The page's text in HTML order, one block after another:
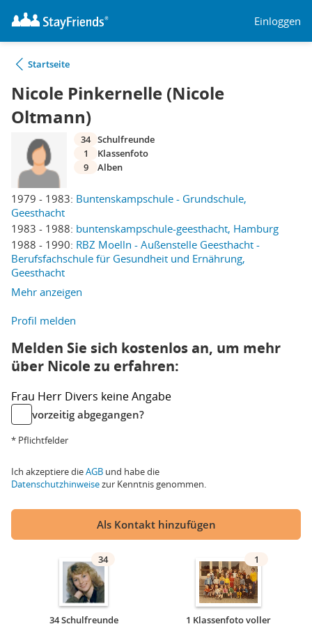
Einloggen
Startseite
Nicole Pinkernelle (Nicole
Oltmann)
1979 - 1983: Buntenskampschule - Grundschule,
Geesthacht
1983 - 1988: buntenskampschule-geesthacht, Hamburg
1988 - 1990: RBZ Moelln - Außenstelle Geesthacht -
Berufsfachschule für Gesundheit und Ernährung,
Geesthacht
Mehr anzeigen
34 Schulfreunde
1
Klassenfoto
9
Alben
Profil melden
Melden Sie sich kostenlos an, um mehr
über Nicole zu erfahren:
Frau Herr Divers keine Angabe
vorzeitig abgegangen?
* Pflichtfelder
Ich akzeptiere dieAGB und habe die
Datenschutzhinweisezur Kenntnis genommen.
Als Kontakt hinzufügen
34
34 Schulfreunde
1
1 Klassenfoto voller